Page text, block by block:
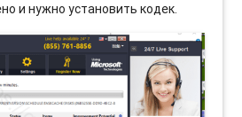
и нужно установить кодек.